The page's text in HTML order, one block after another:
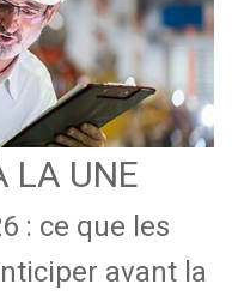
LA UNE
: ce que les
avant la